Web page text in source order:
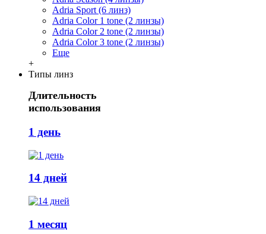
Adria Sport (6 линз)
Adria Сolor 1 tone (2 линзы)
Adria Сolor 2 tone (2 линзы)
Adria Сolor 3 tone (2 линзы)
Еще
+
Типы линз
Длительность
использования
1 день
14 дней
1 месяц